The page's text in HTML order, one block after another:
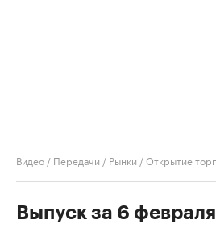
Видео / Передачи / Рынки /Открытие
Выпуск за 6